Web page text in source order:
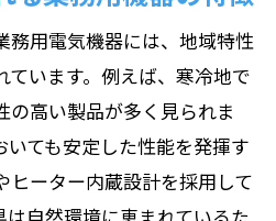
務用電気機器には、地域特性
ています。例えば、寒冷地で
の高い製品が多く見られま
ても安定した性能を発揮す
ヒーター内蔵設計を採用して